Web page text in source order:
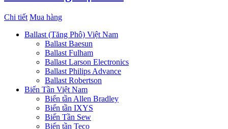
Chi tiết Mua hàng
Ballast (Tăng Phô) Việt Nam
Ballast Baesun
Ballast Fulham
Ballast Larson Electronics
Ballast Philips Advance
Ballast Robertson
Biến Tần Việt Nam
Biến tần Allen Bradley
Biến tần IXYS
Biến Tần Sew
Biến tần Teco